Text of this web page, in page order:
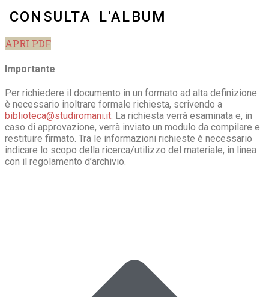
CONSULTA L'ALBUM
APRI PDF
Importante
Per richiedere il documento in un formato ad alta definizione
è necessario inoltrare formale richiesta, scrivendo a
biblioteca@studiromani.it. La richiesta verrà esaminata e, in
caso di approvazione, verrà inviato un modulo da compilare e
restituire firmato. Tra le informazioni richieste è necessario
indicare lo scopo della ricerca/utilizzo del materiale, in linea
con il regolamento d’archivio.